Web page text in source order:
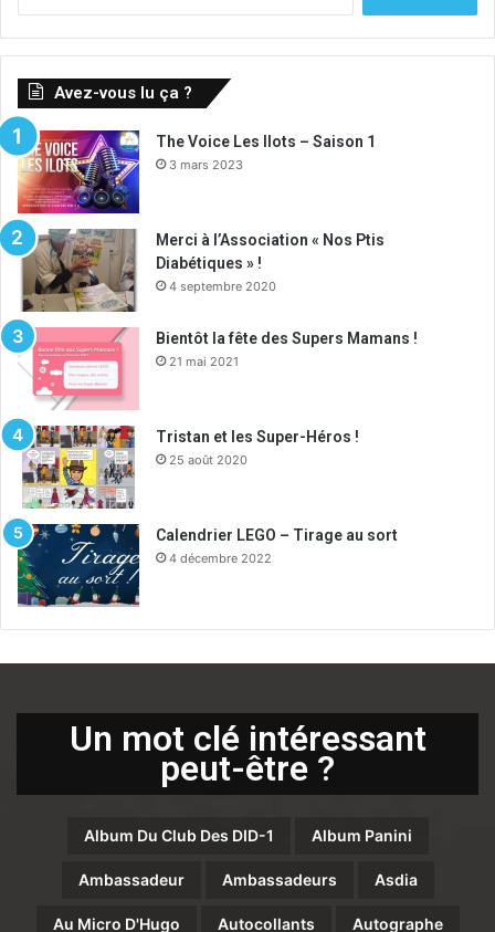
Avez-vous lu ça ?
The Voice Les Ilots – Saison 1
3 mars 2023
Merci à l’Association « Nos Ptis
Diabétiques » !
4 septembre 2020
Bientôt la fête des Supers Mamans !
21 mai 2021
Tristan et les Super-Héros !
25 août 2020
Calendrier LEGO – Tirage au sort
4 décembre 2022
Un mot clé intéressant
peut-être ?
Album Du Club Des DID-1 Album Panini
Ambassadeur Ambassadeurs Asdia
Au Micro D'Hugo Autocollants Autographe